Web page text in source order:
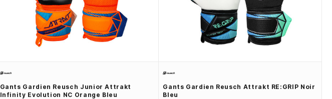
Gants Gardien Reusch Junior Attrakt
Infinity Evolution NC Orange Bleu
Gants Gardien Reusch Attrakt RE:GRIP Noir
Bleu